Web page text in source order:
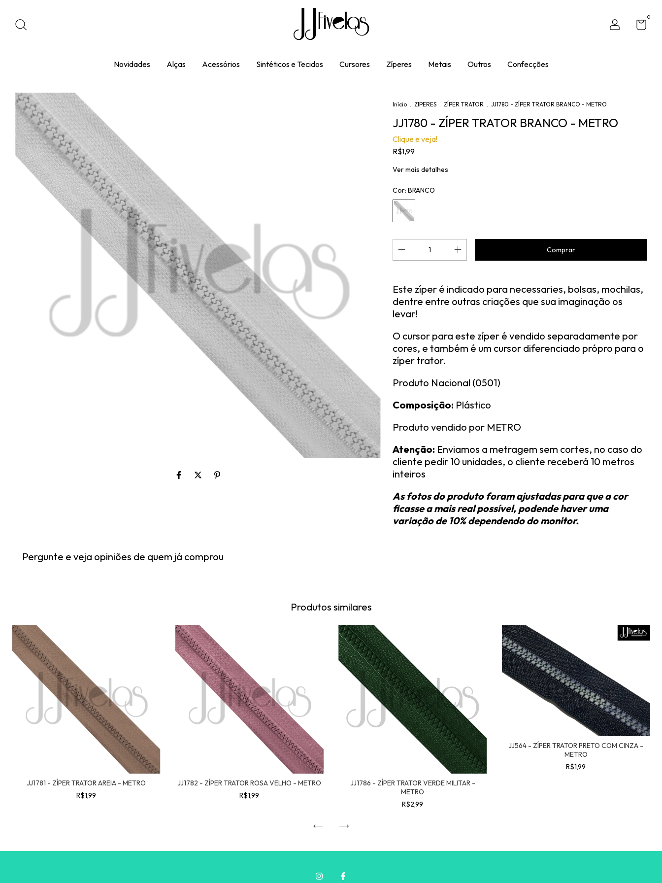
0
Novidades Alças Acessórios Sintéticos e Tecidos Cursores Zíperes Metais Outros Confecções
Início . ZIPERES . ZÍPER TRATOR . JJ1780 - ZÍPER TRATOR BRANCO - METRO
JJ1780 - ZÍPER TRATOR BRANCO - METRO
Clique e veja!
R$1,99
Ver mais detalhes
Cor: BRANCO
Este zíper é indicado para necessaries, bolsas, mochilas,
dentre entre outras criações que sua imaginação os
levar!
O cursor para este zíper é vendido separadamente por
cores, e também é um cursor diferenciado própro para o
zíper trator.
Produto Nacional (0501)
Composição: Plástico
Produto vendido por METRO
Atenção: Enviamos a metragem sem cortes, no caso do
cliente pedir 10 unidades, o cliente receberá 10 metros
inteiros
As fotos do produto foram ajustadas para que a cor
ficasse a mais real possível, podende haver uma
variação de 10% dependendo do monitor.
Pergunte e veja opiniões de quem já comprou
Produtos similares
JJ1781 - ZÍPER TRATOR AREIA - METRO
R$1,99
JJ1782 - ZÍPER TRATOR ROSA VELHO - METRO
R$1,99
JJ1786 - ZÍPER TRATOR VERDE MILITAR -
METRO
R$2,99
JJ564 - ZÍPER TRATOR PRETO COM CINZA -
METRO
R$1,99